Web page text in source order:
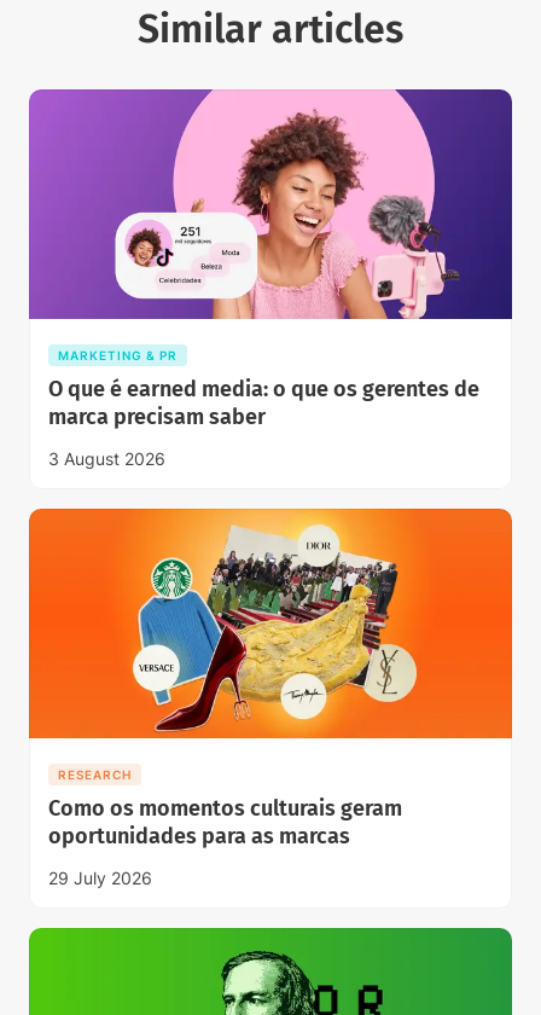
Similar articles
MARKETING & PR
O que é earned media: o que os gerentes de
marca precisam saber
3 August 2026
RESEARCH
Como os momentos culturais geram
oportunidades para as marcas
29 July 2026